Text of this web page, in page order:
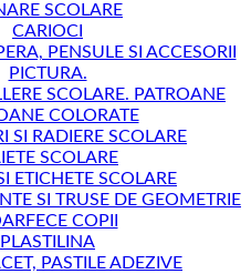
SCOLARE
CARIOCI
PENSULE SI ACCESORII
PICTURA.
SCOLARE. PATROANE
COLORATE
SI RADIERE SCOLARE
SCOLARE
ETICHETE SCOLARE
SI TRUSE DE GEOMETRIE
COPII
PLASTILINA
PASTILE ADEZIVE